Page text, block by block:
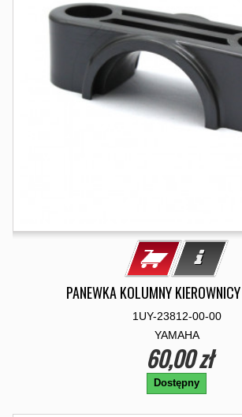
PANEWKA KOLUMNY
1UY-23812-00-00
YAMAHA
60,00 zł
Dostępny